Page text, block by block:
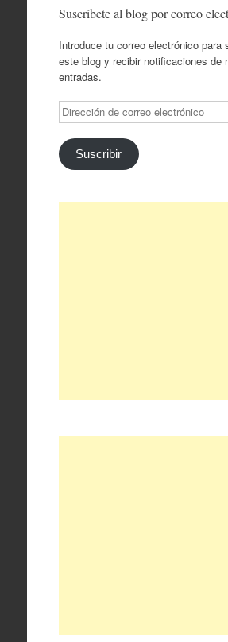
Suscríbete al blog por correo
Introduce tu correo electrónico para
este blog y recibir notificaciones de
entradas.
Dirección
de
correo
electrónico
Suscribir